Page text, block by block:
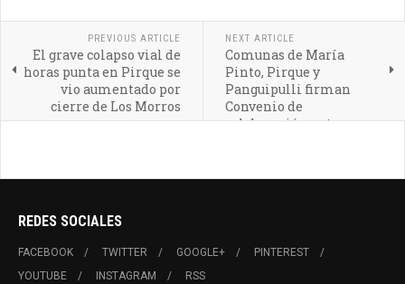
PREVIOUS ARTICLE
El grave colapso vial de
horas punta en Pirque se
vio aumentado por
cierre de Los Morros
NEXT ARTICLE
Comunas de María
Pinto, Pirque y
Panguipulli firman
Convenio de
colaboración entre
REDES SOCIALES
FACEBOOK TWITTER GOOGLE+
PINTEREST
YOUTUBE
INSTAGRAM RSS